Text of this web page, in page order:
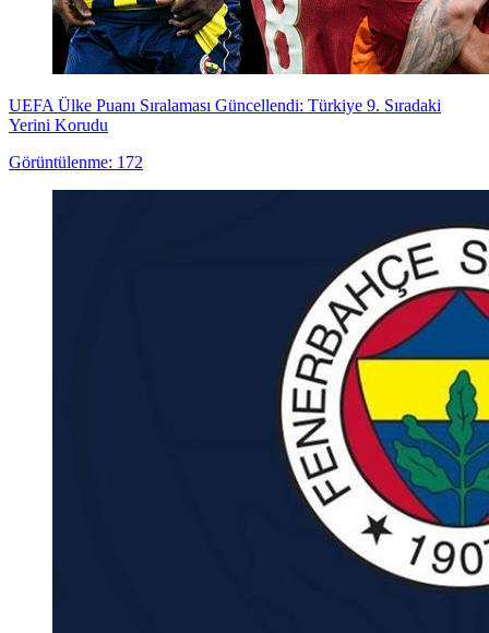
UEFA Ülke Puanı Sıralaması Güncellendi: Türkiye 9. Sıradaki
Yerini Korudu
Görüntülenme: 172